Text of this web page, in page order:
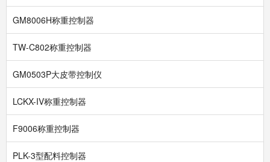
GM8006H称重控制器
TW-C802称重控制器
GM0503P大皮带控制仪
LCKX-IV称重控制器
F9006称重控制器
PLK-3型配料控制器